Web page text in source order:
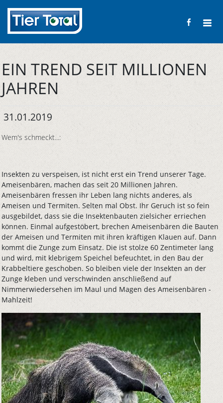
EIN TREND SEIT MILLIONEN
JAHREN
31.01.2019
Wem's schmeckt...:
Insekten zu verspeisen, ist nicht erst ein Trend unserer Tage.
Ameisenbären, machen das seit 20 Millionen Jahren.
Ameisenbären fressen ihr Leben lang nichts anderes, als
Ameisen und Termiten. Selten mal Obst. Ihr Geruch ist so fein
ausgebildet, dass sie die Insektenbauten zielsicher erriechen
können. Einmal aufgestöbert, brechen Ameisenbären die Bauten
der Ameisen und Termiten mit ihren kräftigen Klauen auf. Dann
kommt die Zunge zum Einsatz. Die ist stolze 60 Zentimeter lang
und wird, mit klebrigem Speichel befeuchtet, in den Bau der
Krabbeltiere geschoben. So bleiben viele der Insekten an der
Zunge kleben und verschwinden anschließend auf
Nimmerwiedersehen im Maul und Magen des Ameisenbären -
Mahlzeit!